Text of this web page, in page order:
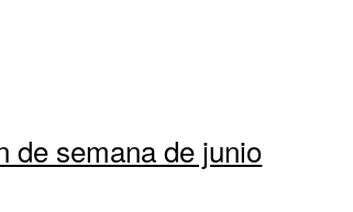
de semana de junio